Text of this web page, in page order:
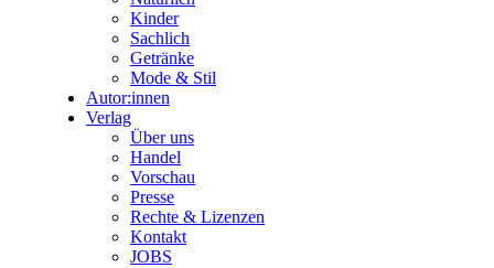
Kinder
Sachlich
Getränke
Mode & Stil
Autor:innen
Verlag
Über uns
Handel
Vorschau
Presse
Rechte & Lizenzen
Kontakt
JOBS